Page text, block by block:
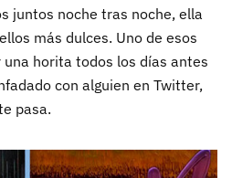
juntos noche tras noche, ella
más dulces. Uno de esos
horita todos los días antes
con alguien en Twitter,
pasa.